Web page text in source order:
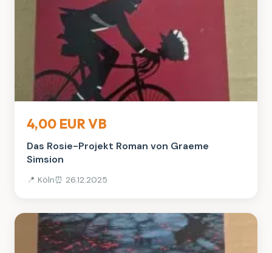
4,00 EUR VB
Das Rosie-Projekt Roman von Graeme
Simsion
📍 Köln⏰ 26.12.2025